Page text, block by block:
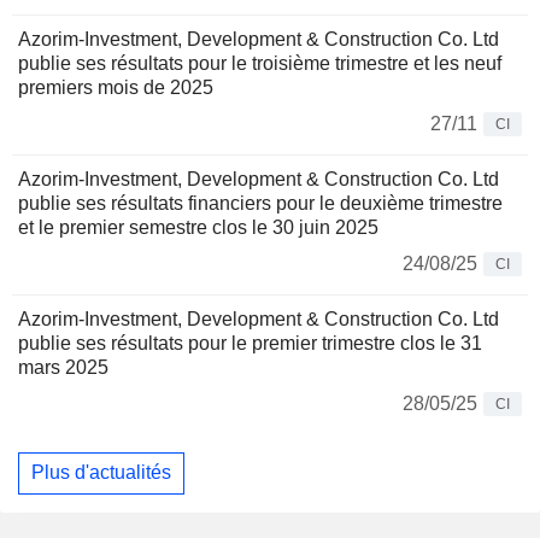
Azorim-Investment, Development & Construction Co. Ltd
publie ses résultats pour le troisième trimestre et les neuf
premiers mois de 2025
27/11
CI
Azorim-Investment, Development & Construction Co. Ltd
publie ses résultats financiers pour le deuxième trimestre
et le premier semestre clos le 30 juin 2025
24/08/25
CI
Azorim-Investment, Development & Construction Co. Ltd
publie ses résultats pour le premier trimestre clos le 31
mars 2025
28/05/25
CI
Plus d'actualités